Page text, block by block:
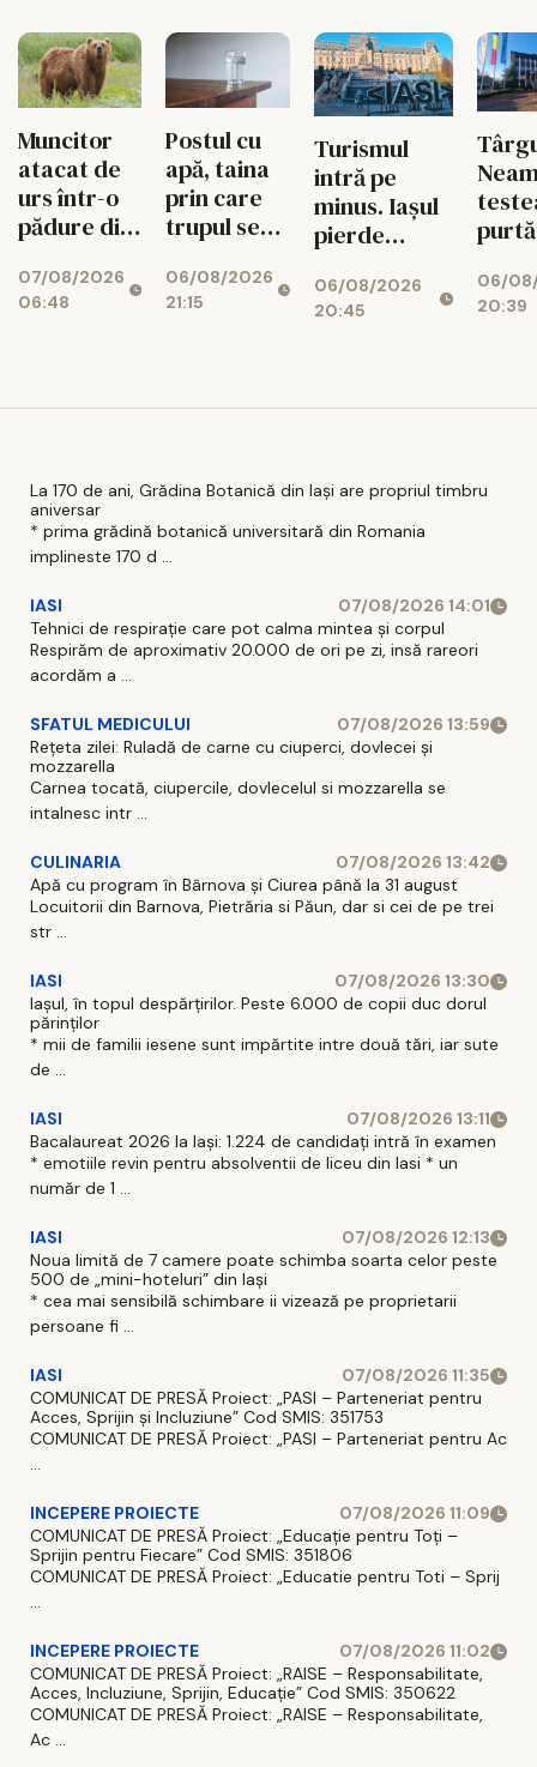
Muncitor
atacat de
urs într-o
pădure din
Colegii l-au
salvat
07/08/2026
06:48
Postul cu
apă, taina
prin care
trupul se
06/08/2026
21:15
Turismul
intră pe
minus. Iașul
pierde
2026
06/08/2026
20:45
06/
20:39
La 170 de ani, Grădina Botanică din Iași are propriul timbru
aniversar
* prima grădină botanică universitară din Romania
implineste 170 d ...
IASI
07/08/2026 14:01
Tehnici de respirație care pot calma mintea și corpul
Respirăm de aproximativ 20.000 de ori pe zi, insă rareori
acordăm a ...
SFATUL MEDICULUI
07/08/2026 13:59
Rețeta zilei: Ruladă de carne cu ciuperci, dovlecei și
mozzarella
Carnea tocată, ciupercile, dovlecelul si mozzarella se
intalnesc intr ...
CULINARIA
07/08/2026 13:42
Apă cu program în Bârnova și Ciurea până la 31 august
Locuitorii din Barnova, Pietrăria si Păun, dar si cei de pe trei
str ...
IASI
07/08/2026 13:30
Iașul, în topul despărțirilor. Peste 6.000 de copii duc dorul
părinților
* mii de familii iesene sunt impărtite intre două tări, iar sute
de ...
IASI
07/08/2026 13:11
Bacalaureat 2026 la Iași: 1.224 de candidați intră în examen
* emotiile revin pentru absolventii de liceu din Iasi * un
număr de 1 ...
IASI
07/08/2026 12:13
Noua limită de 7 camere poate schimba soarta celor peste
500 de „mini-hoteluri” din Iași
* cea mai sensibilă schimbare ii vizează pe proprietarii
persoane fi ...
IASI
07/08/2026 11:35
COMUNICAT DE PRESĂ Proiect: „PASI – Parteneriat pentru
Acces, Sprijin și Incluziune” Cod SMIS: 351753
COMUNICAT DE PRESĂ Proiect: „PASI – Parteneriat pentru Ac
...
INCEPERE PROIECTE
07/08/2026 11:09
COMUNICAT DE PRESĂ Proiect: „Educație pentru Toți –
Sprijin pentru Fiecare” Cod SMIS: 351806
COMUNICAT DE PRESĂ Proiect: „Educatie pentru Toti – Sprij
...
INCEPERE PROIECTE
07/08/2026 11:02
COMUNICAT DE PRESĂ Proiect: „RAISE – Responsabilitate,
Acces, Incluziune, Sprijin, Educație” Cod SMIS: 350622
COMUNICAT DE PRESĂ Proiect: „RAISE – Responsabilitate,
Ac ...